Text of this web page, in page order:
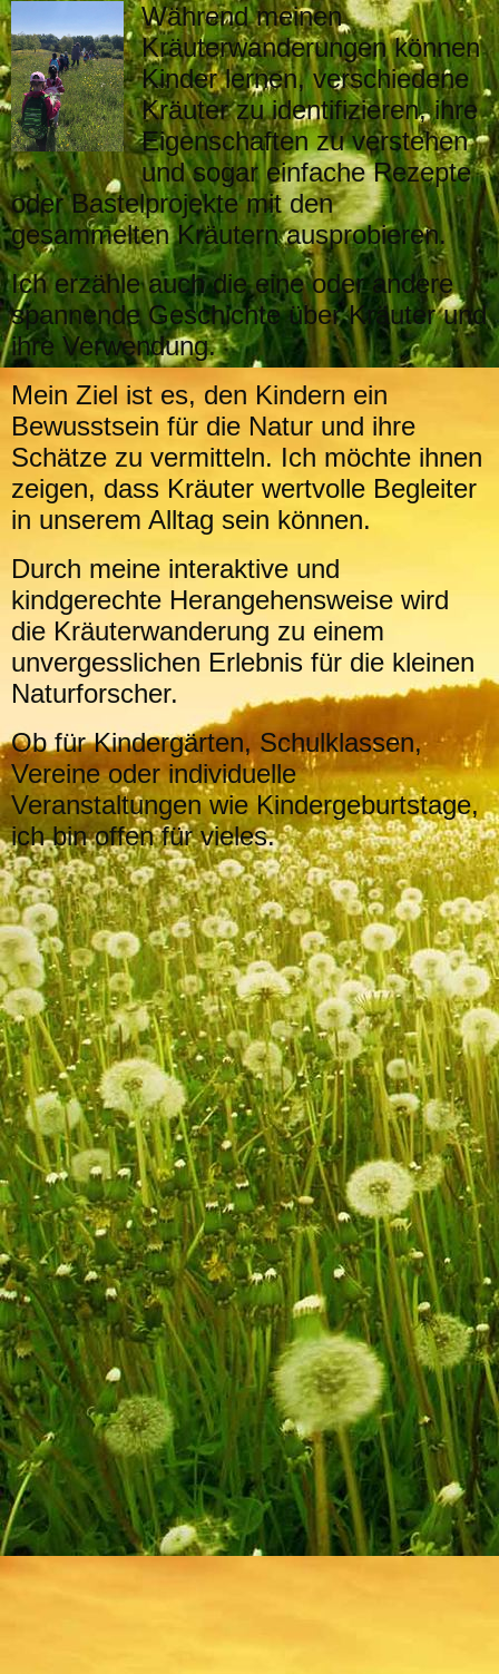
Während meinen
Kräuterwanderungen können
Kinder lernen, verschiedene
Kräuter zu identifizieren, ihre
Eigenschaften zu verstehen
und sogar einfache Rezepte
oder Bastelprojekte mit den
gesammelten Kräutern ausprobieren.
Ich erzähle auch die eine oder andere
spannende Geschichte über Kräuter und
ihre Verwendung.
Mein Ziel ist es, den Kindern ein
Bewusstsein für die Natur und ihre
Schätze zu vermitteln. Ich möchte ihnen
zeigen, dass Kräuter wertvolle Begleiter
in unserem Alltag sein können.
Durch meine interaktive und
kindgerechte Herangehensweise wird
die Kräuterwanderung zu einem
unvergesslichen Erlebnis für die kleinen
Naturforscher.
Ob für Kindergärten, Schulklassen,
Vereine oder individuelle
Veranstaltungen wie Kindergeburtstage,
ich bin offen für vieles.